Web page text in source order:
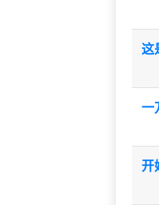
这
一
开